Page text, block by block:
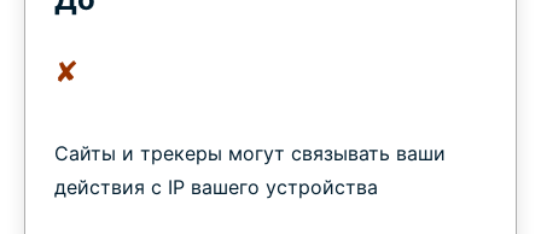
✘
Сайты и трекеры могут связывать ваши
действия с IP вашего устройства